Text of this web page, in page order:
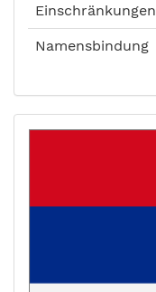
Einschränkungen
Namensbindung